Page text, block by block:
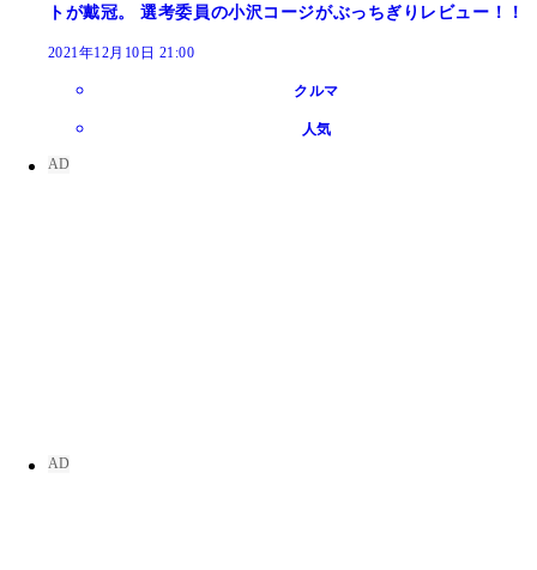
トが戴冠。 選考委員の小沢コージがぶっちぎりレビュー！！
2021年12月10日 21:00
クルマ
人気